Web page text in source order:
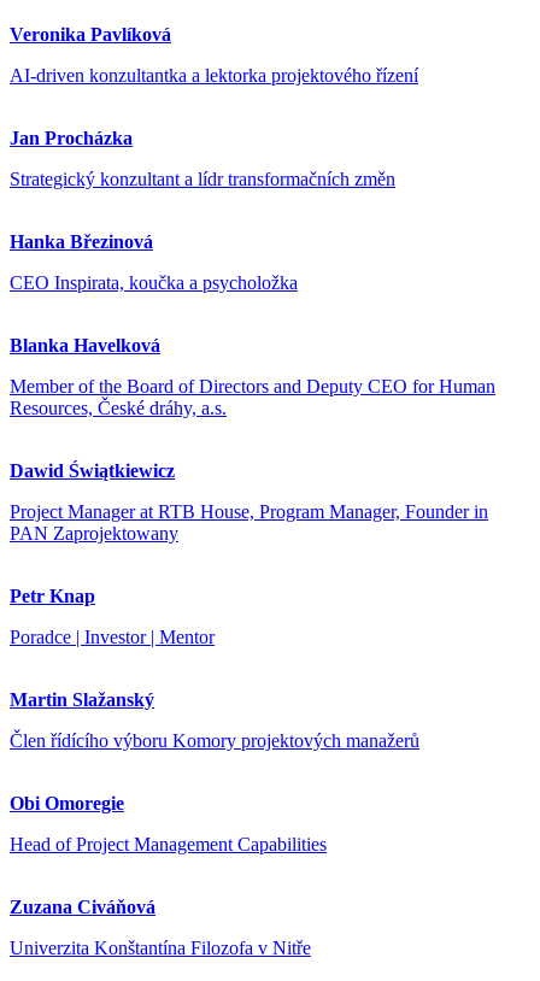
Veronika Pavlíková
AI-driven konzultantka a lektorka projektového řízení
Jan Procházka
Strategický konzultant a lídr transformačních změn
Hanka Březinová
CEO Inspirata, koučka a psycholožka
Blanka Havelková
Member of the Board of Directors and Deputy CEO for Human
Resources, České dráhy, a.s.
Dawid Świątkiewicz
Project Manager at RTB House, Program Manager, Founder in
PAN Zaprojektowany
Petr Knap
Poradce | Investor | Mentor
Martin Slažanský
Člen řídícího výboru Komory projektových manažerů
Obi Omoregie
Head of Project Management Capabilities
Zuzana Civáňová
Univerzita Konštantína Filozofa v Nitře